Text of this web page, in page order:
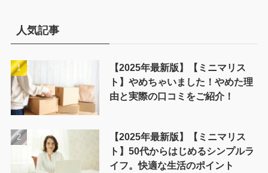
ー人気記事
【2025年最新版】【ミニマリス
ト】やめちゃいました！やめた理
由と実際の口コミをご紹介！
【2025年最新版】【ミニマリス
ト】50代からはじめるシンプルラ
イフ。快適な生活のポイント